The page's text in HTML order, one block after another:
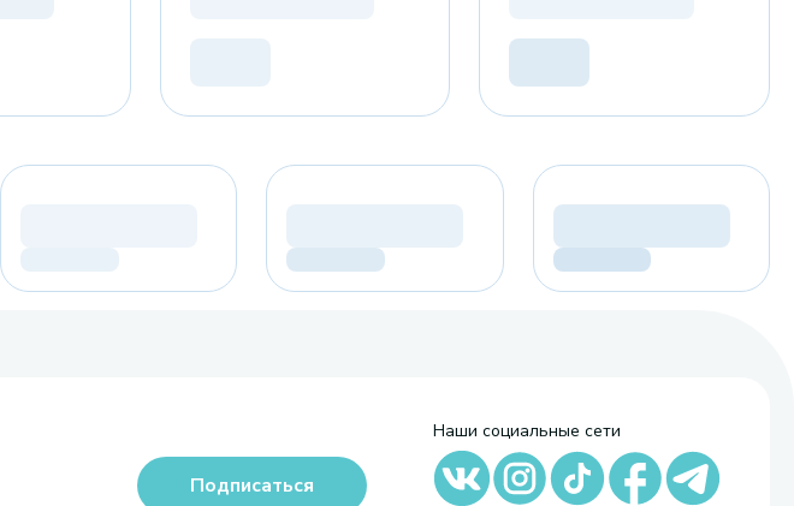
Подписаться
Наши социальные сети